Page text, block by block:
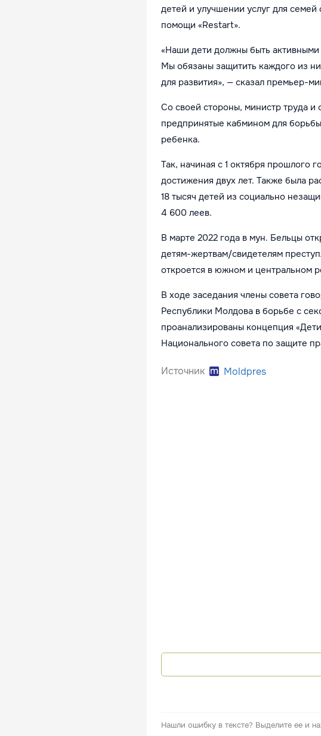
детей и улучшении услуг для
помощи «Restart».
«Наши дети должны быть
Мы обязаны защитить каждого из
для развития», — сказал премьер-
Со своей стороны, министр труда и
предпринятые кабмином для
ребенка.
Так, начиная с 1 октября прошлого
достижения двух лет. Также была
18 тысяч детей из социально
4 600 леев.
В марте 2022 года в мун. Бельцы
детям-жертвам/свидетелям
откроется в южном и центральном
В ходе заседания члены совета
Республики Молдова в борьбе с
проанализированы концепция
Национального совета по защите
Источник Moldpres
Нашли ошибку в тексте? Выделите ее и